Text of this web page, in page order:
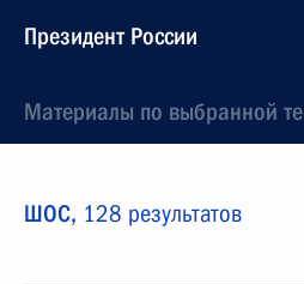
Президент России
Материалы по выбранной
ШОС, 128 результатов